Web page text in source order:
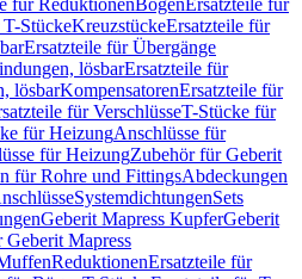
für ReduktionenBögenErsatzteile für
StückeKreuzstückeErsatzteile für
Ersatzteile für Übergänge
lösbarErsatzteile für
lösbarKompensatorenErsatzteile für
für VerschlüsseT-Stücke für
für HeizungAnschlüsse für
für HeizungZubehör für Geberit
für Rohre und FittingsAbdeckungen
SystemdichtungenSets
Geberit Mapress KupferGeberit
Geberit Mapress
ReduktionenErsatzteile für